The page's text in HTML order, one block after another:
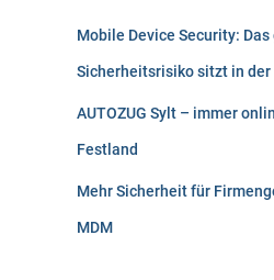
Mobile Device Security:
Sicherheitsrisiko sitzt in der
AUTOZUG Sylt – immer
Festland
Mehr Sicherheit für
MDM